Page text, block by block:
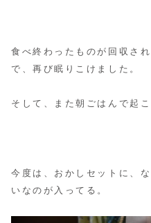
食べ終わったものが回収さ
で、再び眠りこけました。
そして、また朝ごはんで起こ
今度は、おかしセットに、
いなのが入ってる。